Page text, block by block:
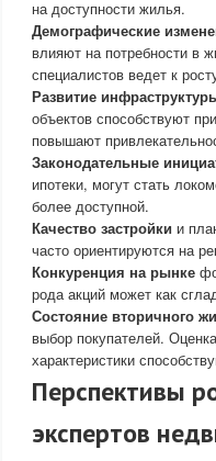
на доступности жилья.
Демографические
влияют на потребности в
специалистов ведет к
Развитие
объектов способствуют
повышают
Законодательные
ипотеки, могут стать
более доступной.
Качество застройки и
часто ориентируются на
Конкуренция на рынке
рода акций может как
Состояние вторичного
выбор покупателей.
характеристики
Перспективы
экспертов